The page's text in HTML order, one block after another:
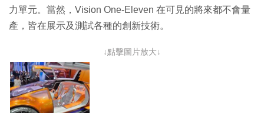
力單元。當然，Vision One-Eleven 在可見的將來都不會量
產，皆在展示及測試各種的創新技術。
↓點擊圖片放大↓